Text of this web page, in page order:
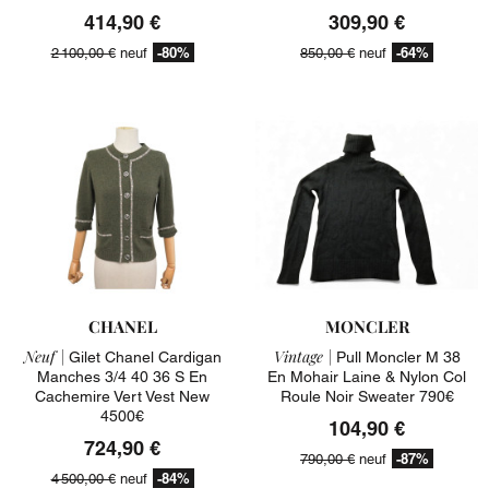
414,90 €
2 100,00 €neuf -80%
309,90 €
850,00 € neuf -64%
CHANEL
Neuf | Gilet Chanel Cardigan
Manches 3/4 40 36 S En
Cachemire Vert Vest New
4500€
724,90 €
4 500,00 €neuf -84%
MONCLER
Vintage | Pull Moncler M 38
En Mohair Laine & Nylon Col
Roule Noir Sweater 790€
104,90 €
790,00 € neuf -87%